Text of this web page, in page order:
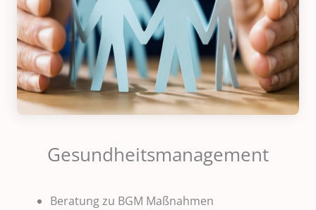
Gesundheitsmanagement
Beratung zu BGM Maßnahmen